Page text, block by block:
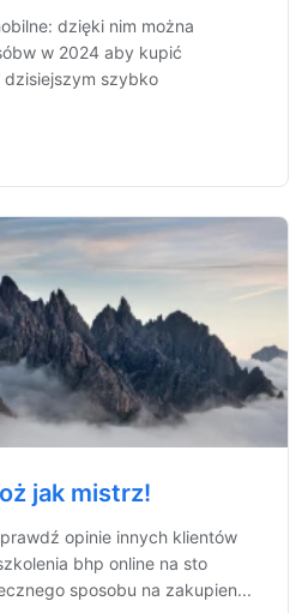
dzięki nim można
w 2024 aby kupić
dzisiejszym szybko
jak mistrz!
opinie innych klientów
bhp online na sto
sposobu na zakupien...